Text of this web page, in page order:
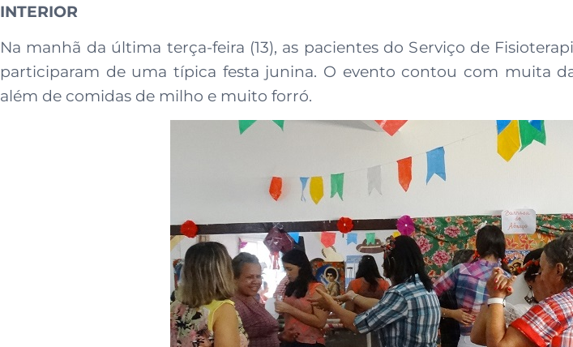
INTERIOR
Na manhã da última terça-feira (13), as pacientes do Serviço de
participaram de uma típica festa junina. O evento contou com muita
além de comidas de milho e muito forró.